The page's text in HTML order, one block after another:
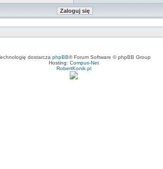
dostarcza phpBB® Forum Software © phpBB Group
Hosting: Compus-Net
RobertKonik.pl